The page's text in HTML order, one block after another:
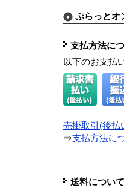
ぷらっとオ
支払方法に
以下のお支払
売掛取引(後払
⇒支払方法に
送料について